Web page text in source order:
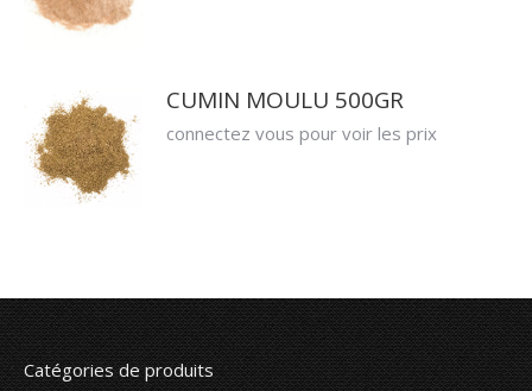
CUMIN MOULU 500GR
connectez vous pour voir les prix
Catégories de produits